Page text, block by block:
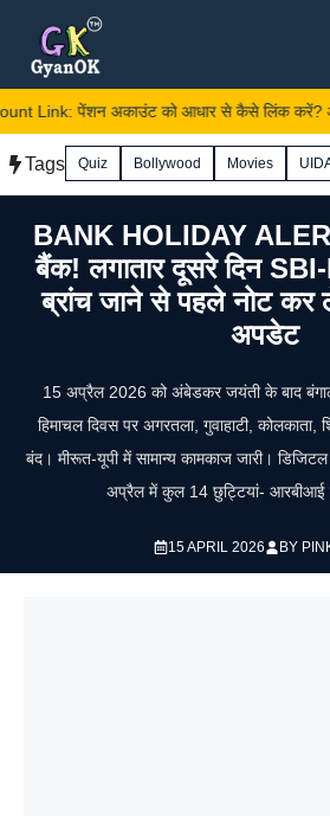
content
Link: पेंशन अकाउंट को आधार से कैसे लिंक करें?
Tags Quiz Bollywood Movies
BANK HOLIDAY
बैंक! लगातार दूसरे दिन
ब्रांच जाने से पहले नोट
अपडेट
15 अप्रैल 2026 को अंबेडकर जयंती के बाद बंगाली
हिमाचल दिवस पर अगरतला, गुवाहाटी,
बंद। मीरूत-यूपी में सामान्य कामकाज जारी।
अप्रैल में कुल 14 छुट्टियां-
15 APRIL 2026 BY